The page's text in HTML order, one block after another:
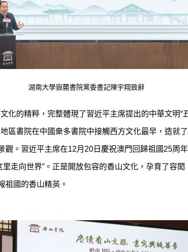
湖南大學嶽麓書院黨委書記陳宇翔致辭
化的精粹，完整體現了習近平主席提出的中華文明“
區書院在中國衆多書院中接觸西方文化最早，造就
觀。習近平主席在12月20日慶祝澳門回歸祖國25周
走向世界”。正是開放包容的香山文化，孕育了容
祖國的香山精英。